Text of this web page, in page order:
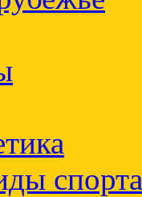
спорта